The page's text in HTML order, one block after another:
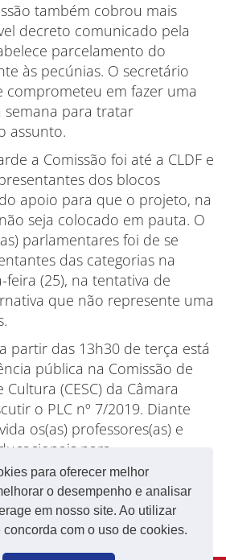
para oferecer melhor
o desempenho e analisar
em nosso site. Ao utilizar
concorda com o uso de cookies.
também cobrou mais
decreto comunicado pela
parcelamento do
às pecúnias. O secretário
comprometeu em fazer uma
semana para tratar
assunto.
a Comissão foi até a CLDF e
dos blocos
apoio para que o projeto, na
seja colocado em pauta. O
parlamentares foi de se
das categorias na
(25), na tentativa de
que não represente uma
partir das 13h30 de terça está
pública na Comissão de
(CESC) da Câmara
o PLC nº 7/2019. Diante
os(as) professores(as) e
para
para, juntos, lutarmos